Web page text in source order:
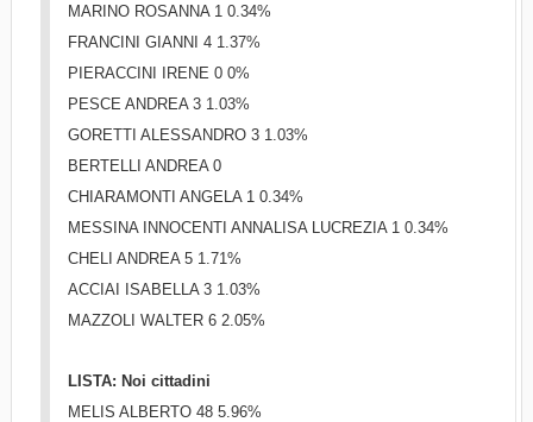
MARINO ROSANNA 1 0.34%
FRANCINI GIANNI 4 1.37%
PIERACCINI IRENE 0 0%
PESCE ANDREA 3 1.03%
GORETTI ALESSANDRO 3 1.03%
BERTELLI ANDREA 0
CHIARAMONTI ANGELA 1 0.34%
MESSINA INNOCENTI ANNALISA LUCREZIA 1 0.34%
CHELI ANDREA 5 1.71%
ACCIAI ISABELLA 3 1.03%
MAZZOLI WALTER 6 2.05%
LISTA: Noi cittadini
MELIS ALBERTO 48 5.96%